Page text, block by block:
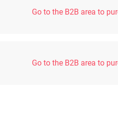
Go to the B2B area to
Go to the B2B area to